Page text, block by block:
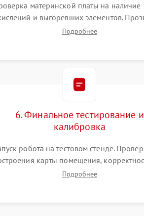
материнской платы на наличие
и выгоревших элементов.
питания, тестирование приводных
Подробнее
6. Финальное тестирование и
калибровка
робота на тестовом стенде.
карты помещения,
и обхода препятствий. Оценка
Подробнее